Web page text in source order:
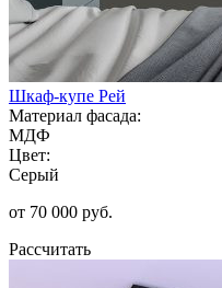
Шкаф-купе Рей
Материал фасада:
МДФ
Цвет:
Серый
от 70 000 руб.
Рассчитать